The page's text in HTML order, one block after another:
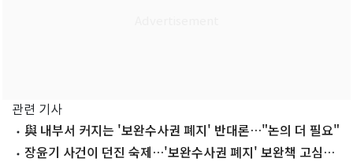
관련 기사
與 내부서 커지는 '보완수사권 폐지' 반대론…"논의 더 필요"
장윤기 사건이 던진 숙제…'보완수사권 폐지' 보완책 고심하